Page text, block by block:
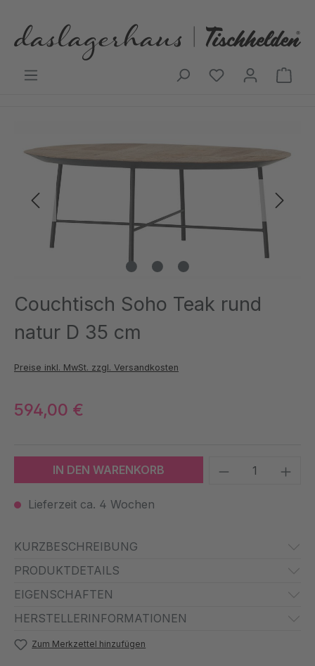
Couchtisch Soho Teak rund
natur D 35 cm
Preise inkl. MwSt. zzgl. Versandkosten
594,00 €
IN DEN WARENKORB Produkt
Lieferzeit ca. 4 Wochen
KURZBESCHREIBUNG
PRODUKTDETAILS
EIGENSCHAFTEN
HERSTELLERINFORMATIONEN
Zum Merkzettel hinzufügen